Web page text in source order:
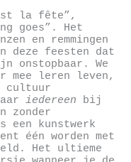
la fête”,
goes”. Het
en remmingen
deze feesten dat
onstopbaar. We
mee leren leven,
cultuur
iedereen bij
zonder
kunstwerk
één worden met
Het ultieme